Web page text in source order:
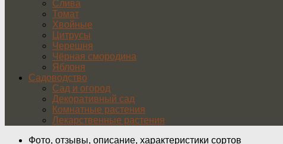
Слива
Томат
Хвойные
Цитрусы
Черешня
Чёрная смородина
Яблоня
Садоводство
Сад и огород
Декоративный сад
Комнатные растения
Лекарственные растения
Фото, отзывы, описание, характеристики сортов